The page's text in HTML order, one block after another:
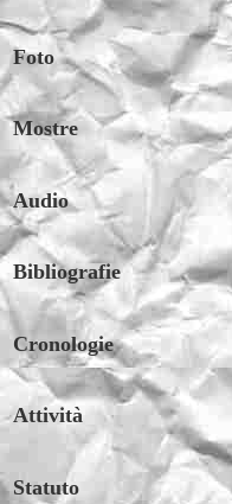
Foto
Mostre
Audio
Bibliografie
Cronologie
Attività
Statuto